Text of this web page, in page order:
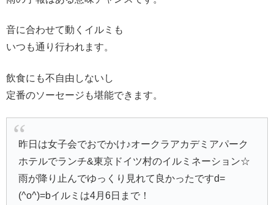
音に合わせて動くイルミも
いつも通り行われます。
飲食にも不自由しないし
定番のソーセージも堪能できます。
昨日は女子会でおでかけ♪オークラアカデミアパーク
ホテルでランチ&東京ドイツ村のイルミネーション☆
雨が降り止んでゆっくり見れて良かったですd=
(^o^)=bイルミは4月6日まで！